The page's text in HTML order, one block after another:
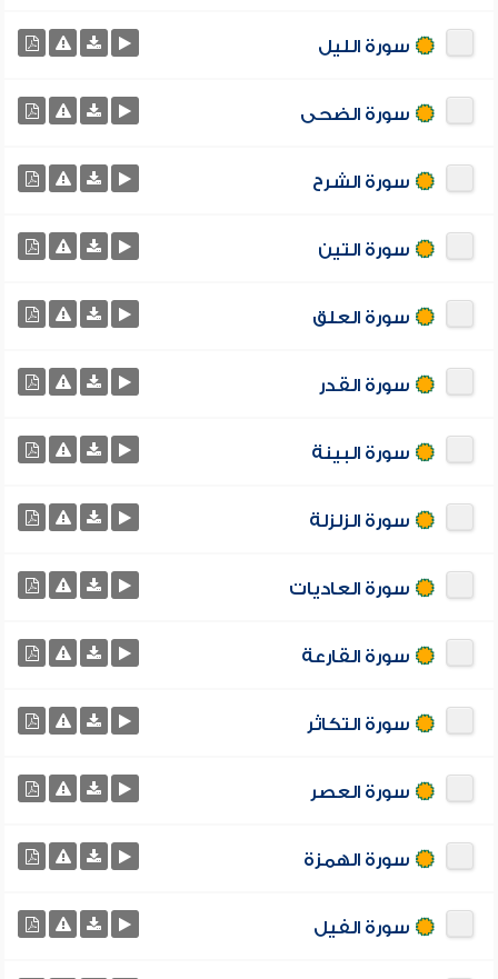
سورة الليل
سورة الضحى
سورة الشرح
سورة التين
سورة العلق
سورة القدر
سورة البينة
سورة الزلزلة
سورة العاديات
سورة القارعة
سورة التكاثر
سورة العصر
سورة الهمزة
سورة الفيل